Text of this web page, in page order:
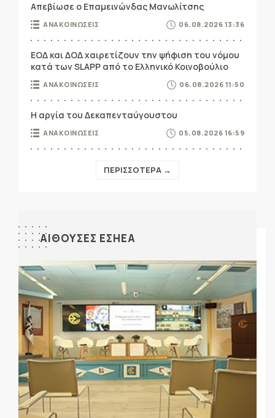
Απεβίωσε ο Επαμεινώνδας Μανωλίτσης
ΑΝΑΚΟΙΝΩΣΕΙΣ 06.08.2026 13:36
ΕΟΔ και ΔΟΔ χαιρετίζουν την ψήφιση του νόμου
κατά των SLAPP από το Ελληνικό Κοινοβούλιο
ΑΝΑΚΟΙΝΩΣΕΙΣ 06.08.2026 11:50
Η αργία του Δεκαπενταύγουστου
ΑΝΑΚΟΙΝΩΣΕΙΣ 05.08.2026 16:59
ΠΕΡΙΣΣΟΤΕΡΑ →
ΑΙΘΟΥΣΕΣ ΕΣΗΕΑ